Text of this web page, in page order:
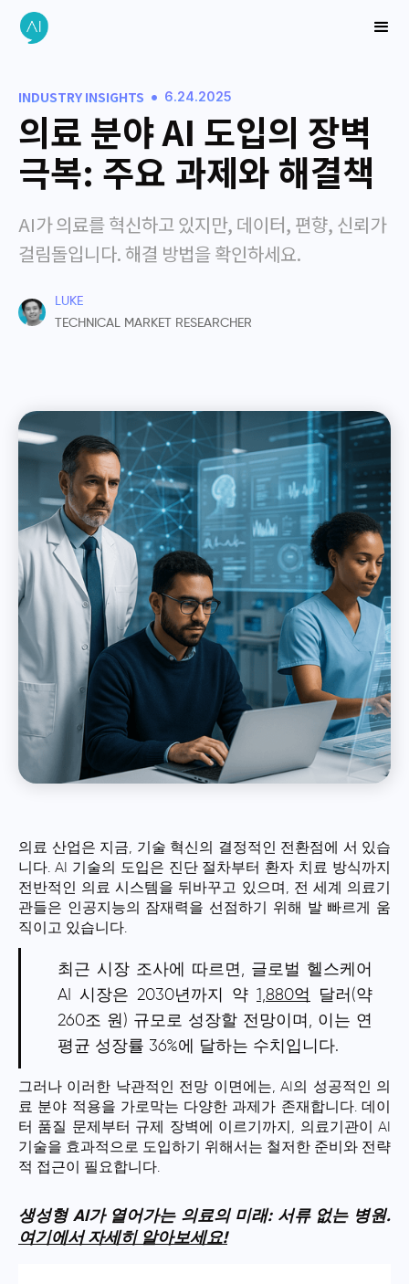
INDUSTRY INSIGHTS • 6.24.2025
의료 분야 AI 도입의 장벽
극복: 주요 과제와 해결책
AI가 의료를 혁신하고 있지만, 데이터, 편향, 신뢰가
걸림돌입니다. 해결 방법을 확인하세요.
LUKE
TECHNICAL MARKET RESEARCHER
의료 산업은 지금, 기술 혁신의 결정적인 전환점에 서 있습
니다. AI 기술의 도입은 진단 절차부터 환자 치료 방식까지
전반적인 의료 시스템을 뒤바꾸고 있으며, 전 세계 의료기
관들은 인공지능의 잠재력을 선점하기 위해 발 빠르게 움
직이고 있습니다.
최근 시장 조사에 따르면, 글로벌 헬스케어
AI 시장은 2030년까지 약 1,880억
달러(약
260조 원) 규모로 성장할 전망이며, 이는 연
평균 성장률 36%에 달하는 수치입니다.
그러나 이러한 낙관적인 전망 이면에는, AI의 성공적인 의
료 분야 적용을 가로막는 다양한 과제가 존재합니다. 데이
터 품질 문제부터 규제 장벽에 이르기까지, 의료기관이 AI
기술을 효과적으로 도입하기 위해서는 철저한 준비와 전략
적 접근이 필요합니다.
생성형 AI가 열어가는 의료의 미래: 서류 없는 병원.
여기에서 자세히 알아보세요!